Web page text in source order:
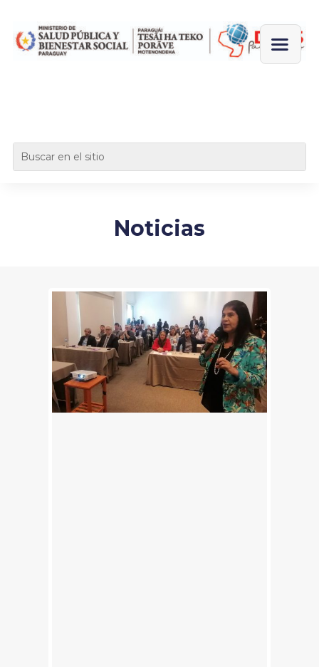
Noticias